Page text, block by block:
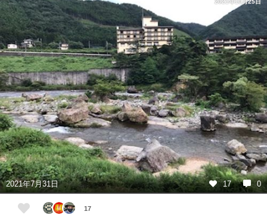
2021年10月25日
2021年7月31日 17 0
17